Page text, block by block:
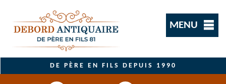
MENU
DE PÈRE EN FILS DEPUIS 1990